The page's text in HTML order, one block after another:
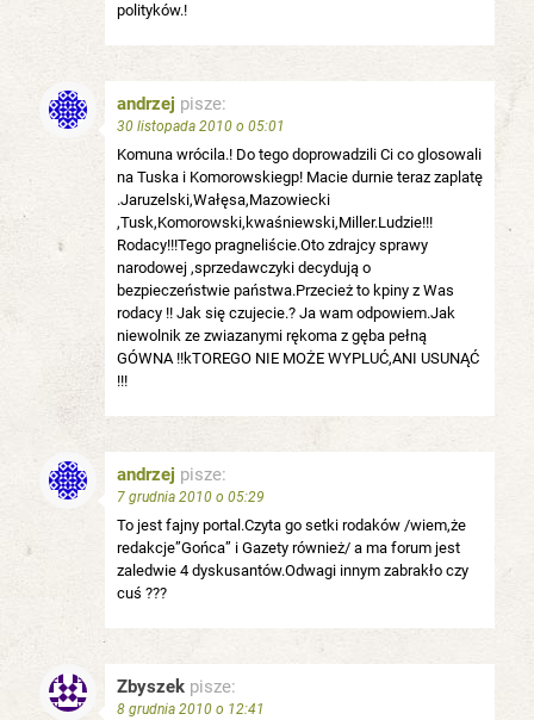
polityków.!
andrzej pisze:
30 listopada 2010 o 05:01
Komuna wrócila.! Do tego doprowadzili Ci co glosowali
na Tuska i Komorowskiegp! Macie durnie teraz zaplatę
.Jaruzelski,Wałęsa,Mazowiecki
,Tusk,Komorowski,kwaśniewski,Miller.Ludzie!!!
Rodacy!!!Tego pragneliście.Oto zdrajcy sprawy
narodowej ,sprzedawczyki decydują o
bezpieczeństwie państwa.Przecież to kpiny z Was
rodacy !! Jak się czujecie.? Ja wam odpowiem.Jak
niewolnik ze zwiazanymi rękoma z gęba pełną
GÓWNA !!kTOREGO NIE MOŻE WYPLUĆ,ANI USUNĄĆ
!!!
andrzej pisze:
7 grudnia 2010 o 05:29
To jest fajny portal.Czyta go setki rodaków /wiem,że
redakcje”Gońca” i Gazety również/ a ma forum jest
zaledwie 4 dyskusantów.Odwagi innym zabrakło czy
cuś ???
Zbyszek pisze:
8 grudnia 2010 o 12:41